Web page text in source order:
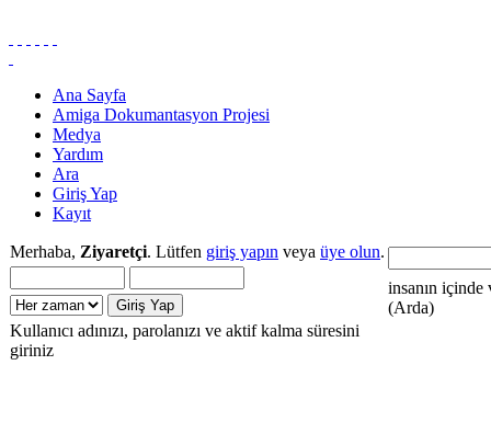
Ana Sayfa
Amiga Dokumantasyon Projesi
Medya
Yardım
Ara
Giriş Yap
Kayıt
Merhaba, Ziyaretçi. Lütfen giriş yapın veya üye olun.
Kullanıcı adınızı, parolanızı ve aktif kalma süresini
giriniz
insanın içinde
(Arda)